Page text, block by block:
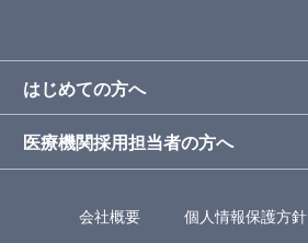
はじめての方へ
医療機関採用担当者の方へ
会社概要 個人情報保護方針